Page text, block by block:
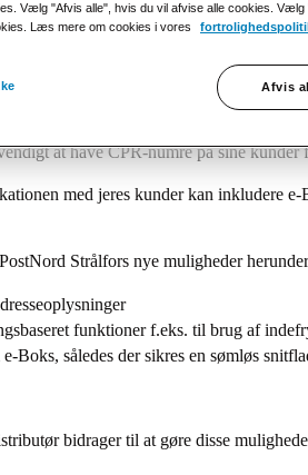
for
Se linket nedenfor.
hvordan forsyningsselskaber nu
at have CPR-numre på sine
med jeres kunder kan inkludere
Strålfors nye muligheder
funktioner f.eks. til brug af
Boks, således der sikres en sømløs
bidrager til at gøre disse
Vælg "Afvis alle", hvis du vil afvise alle cookies.
Læs mere om cookies i vores
Afvis